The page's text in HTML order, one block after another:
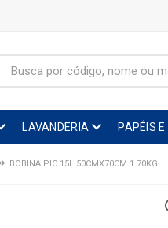
LAVANDERIA PAPÉIS
BOBINA PIC 15L 50CMX70CM 1.70KG